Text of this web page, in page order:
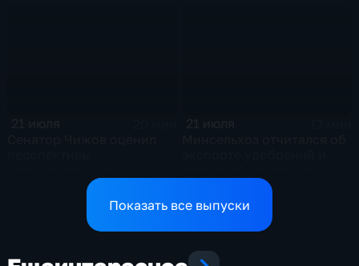
конфликтов на Ближнем
Востоке и диалог с
аграриев топливом
Показать все выпуски